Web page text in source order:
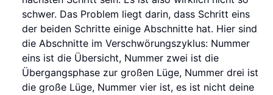
schwer. Das Problem liegt darin, dass Schritt eins
der beiden Schritte einige Abschnitte hat. Hier sind
die Abschnitte im Verschwörungszyklus: Nummer
eins ist die Übersicht, Nummer zwei ist die
Übergangsphase zur großen Lüge, Nummer drei ist
die große Lüge, Nummer vier ist, es ist nicht deine